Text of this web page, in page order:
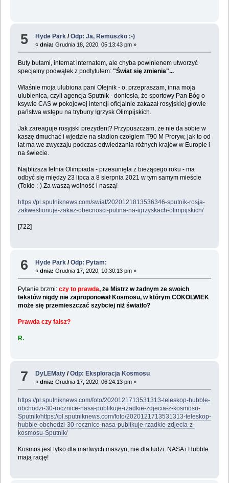
5 Hyde Park /Odp: Ja, Remuszko :-)
«dnia: Grudnia 18, 2020, 05:13:43 pm »
Buty butami, internat internatem, ale chyba powinienem utworzyć
specjalny podwątek z podtytułem: "Świat się zmienia"...
Właśnie moja ulubiona pani Olejnik - o, przepraszam, inna moja
ulubienica, czyli agencja Sputnik - doniosła, że sportowy Pan Bóg o
ksywie CAS w pokojowej intencji oficjalnie zakazał rosyjskiej głowie
państwa wstępu na trybuny Igrzysk Olimpijskich.
Jak zareaguje rosyjski prezydent? Przypuszczam, że nie da sobie w
kaszę dmuchać i wjedzie na stadion czołgiem T90 M Proryw, jak to od
lat ma we zwyczaju podczas odwiedzania różnych krajów w Europie i
na świecie.
Najbliższa letnia Olimpiada - przesunięta z bieżącego roku - ma
odbyć się między 23 lipca a 8 sierpnia 2021 w tym samym mieście
(Tokio :-) Za waszą wolność i naszą!
https://pl.sputniknews.com/swiat/2020121813536346-sputnik-rosja-
zakwestionuje-zakaz-obecnosci-putina-na-igrzyskach-olimpijskich/
[722]
6 Hyde Park /Odp: Pytam:
«dnia: Grudnia 17, 2020, 10:30:13 pm »
Pytanie brzmi: czy to prawda, że Mistrz w żadnym ze swoich
tekstów nigdy nie zaproponował Kosmosu, w którym COKOLWIEK
może się przemieszczać szybciej niż światło?
Prawda czy fałsz?
R.
7 DyLEMaty /Odp: Eksploracja Kosmosu
«dnia: Grudnia 17, 2020, 06:24:13 pm »
https://pl.sputniknews.com/foto/2020121713531313-teleskop-hubble-
obchodzi-30-rocznice-nasa-publikuje-rzadkie-zdjecia-z-kosmosu-
Sputnik/https://pl.sputniknews.com/foto/2020121713531313-teleskop-
hubble-obchodzi-30-rocznice-nasa-publikuje-rzadkie-zdjecia-z-
kosmosu-Sputnik/
Kosmos jest tylko dla martwych maszyn, nie dla ludzi. NASA i Hubble
mają rację!